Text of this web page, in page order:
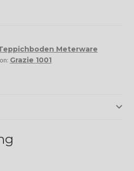
Meterware
Grazie 1001